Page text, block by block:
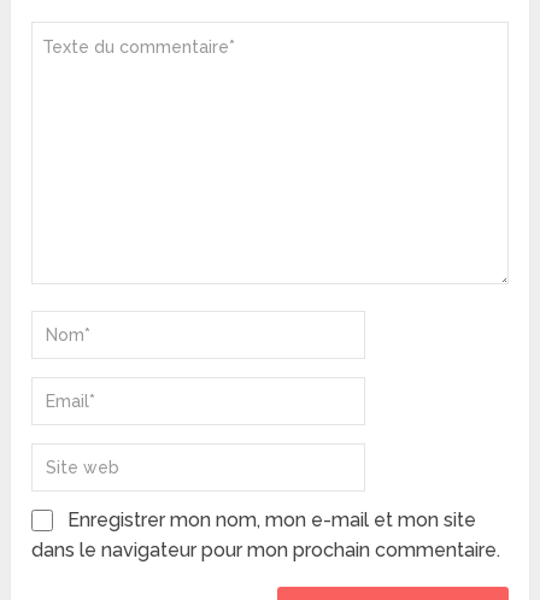
Enregistrer mon nom, mon e-mail et mon site
dans le navigateur pour mon prochain commentaire.